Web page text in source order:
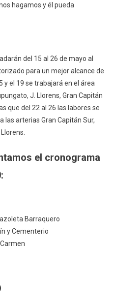
hagamos y él pueda
del 15 al 26 de mayo al
para un mejor alcance de
y el 19 se trabajará en el área
J. Llorens, Gran Capitán
que del 22 al 26 las labores se
las arterias Gran Capitán Sur,
el cronograma
Barraquero
y Cementerio